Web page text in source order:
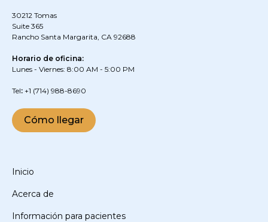
30212 Tomas
Suite 365
Rancho Santa Margarita, CA 92688
Horario de oficina:
Lunes - Viernes: 8:00 AM - 5:00 PM
‍Tel: +1 (714) 988-8690
Cómo llegar
Inicio
Acerca de
Información para pacientes